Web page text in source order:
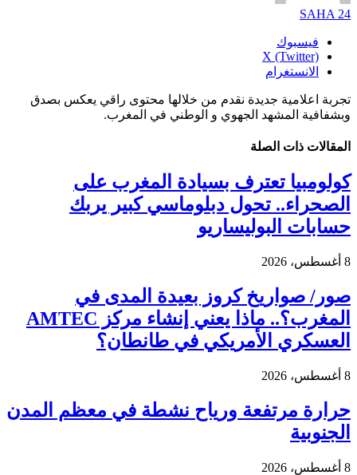
SAHA 24
فيسبوك
X (Twitter)
الانستغرام
تجربة اعلامية جديدة نقدم من خلالها محتوى راقي يعكس بصدق
وبشفافية المشهد الجهوي و الوطني في المغرب.
المقالات ذات الصلة
كولومبيا تعترف بسيادة المغرب على
الصحراء.. تحول دبلوماسي كبير يربك
حسابات البوليساريو
8 أغسطس، 2026
صور/ صواريخ كروز بعيدة المدى في
المغرب؟.. ماذا يعني إنشاء مركز AMTEC
العسكري الأمريكي في طانطان؟
8 أغسطس، 2026
حرارة مرتفعة ورياح نشطة في معظم المدن
الجنوبية
8 أغسطس، 2026